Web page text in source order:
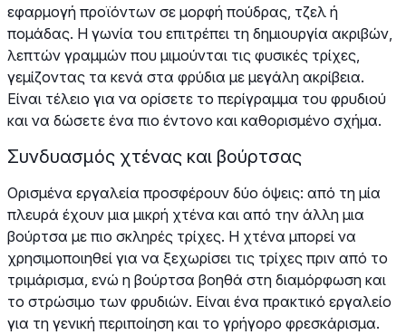
εφαρμογή προϊόντων σε μορφή πούδρας, τζελ ή
πομάδας. Η γωνία του επιτρέπει τη δημιουργία ακριβών,
λεπτών γραμμών που μιμούνται τις φυσικές τρίχες,
γεμίζοντας τα κενά στα φρύδια με μεγάλη ακρίβεια.
Είναι τέλειο για να ορίσετε το περίγραμμα του φρυδιού
και να δώσετε ένα πιο έντονο και καθορισμένο σχήμα.
Συνδυασμός χτένας και βούρτσας
Ορισμένα εργαλεία προσφέρουν δύο όψεις: από τη μία
πλευρά έχουν μια μικρή χτένα και από την άλλη μια
βούρτσα με πιο σκληρές τρίχες. Η χτένα μπορεί να
χρησιμοποιηθεί για να ξεχωρίσει τις τρίχες πριν από το
τριμάρισμα, ενώ η βούρτσα βοηθά στη διαμόρφωση και
το στρώσιμο των φρυδιών. Είναι ένα πρακτικό εργαλείο
για τη γενική περιποίηση και το γρήγορο φρεσκάρισμα.